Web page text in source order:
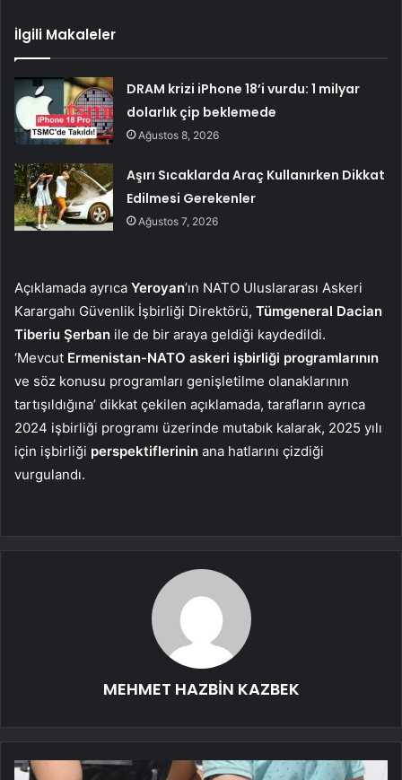
İlgili Makaleler
DRAM krizi iPhone 18’i vurdu: 1 milyar
dolarlık çip beklemede
Ağustos 8, 2026
Aşırı Sıcaklarda Araç Kullanırken Dikkat
Edilmesi Gerekenler
Ağustos 7, 2026
Açıklamada ayrıca Yeroyan’ın NATO Uluslararası Askeri
Karargahı Güvenlik İşbirliği Direktörü, Tümgeneral Dacian
Tiberiu Şerban ile de bir araya geldiği kaydedildi.
‘Mevcut Ermenistan-NATO askeri işbirliği programlarının
ve söz konusu programları genişletilme olanaklarının
tartışıldığına’ dikkat çekilen açıklamada, tarafların ayrıca
2024 işbirliği programı üzerinde mutabık kalarak, 2025 yılı
için işbirliği perspektiflerinin ana hatlarını çizdiği
vurgulandı.
MEHMET HAZBİN KAZBEK